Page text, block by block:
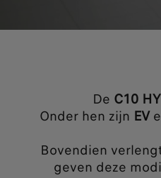
De C10
Onder hen zijn EV
Bovendien
geven deze